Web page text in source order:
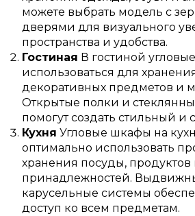
можете выбрать модель с
дверями для визуального
пространства и удобства.
Гостиная В гостиной
использоваться для
декоративных предметов и
Открытые полки и
помогут создать стильный
Кухня Угловые шкафы на
оптимально использовать
хранения посуды, продуктов
принадлежностей.
карусельные системы
доступ ко всем предметам.